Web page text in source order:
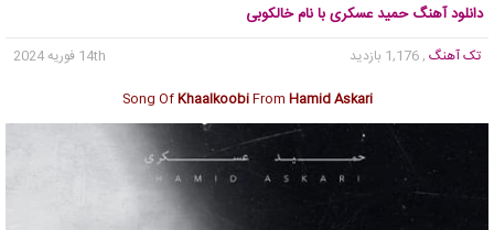
دانلود آهنگ حمید عسکری با نام خالکوبی
تک آهنگ , 1,176 بازدید
14th فوریه 2024
Song OfKhaalkoobiFrom Hamid Askari